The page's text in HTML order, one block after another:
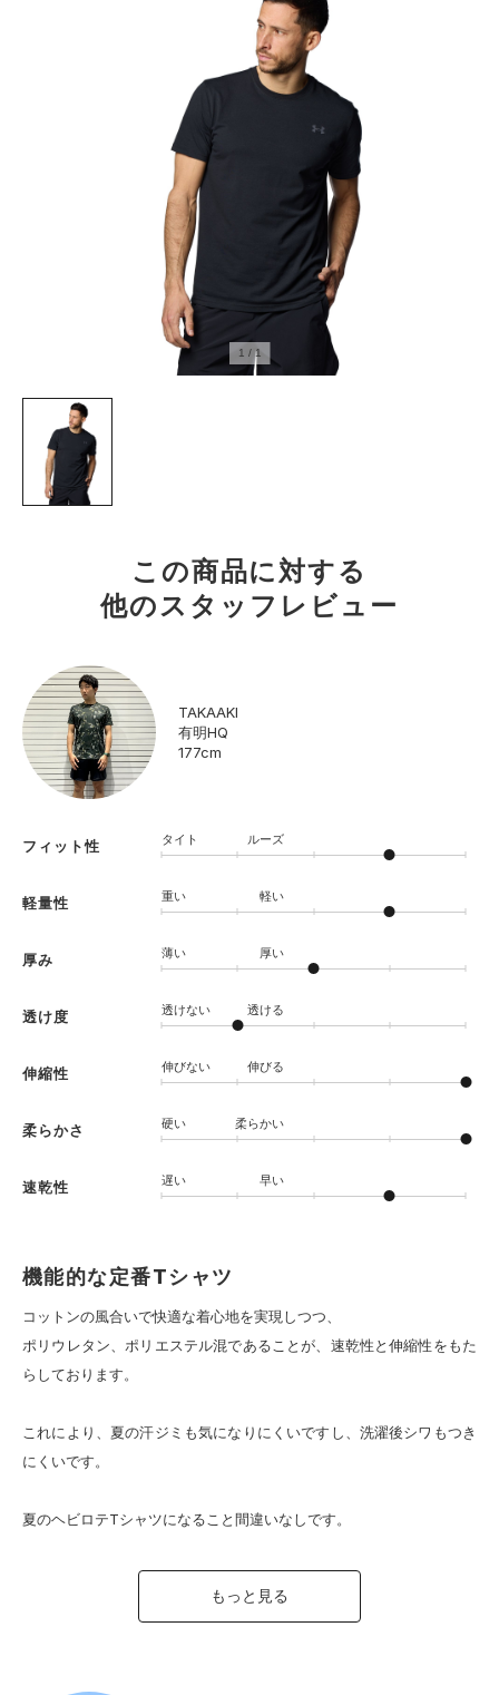
1 / 1
この商品に対する
他のスタッフレビュー
TAKAAKI
有明HQ
177cm
フィット性 タイト ルーズ
軽量性 重い 軽い
厚み 薄い 厚い
透け度 透けない 透ける
伸縮性 伸びない 伸びる
柔らかさ 硬い 柔らかい
速乾性 遅い 早い
機能的な定番Tシャツ
コットンの風合いで快適な着心地を実現しつつ、
ポリウレタン、ポリエステル混であることが、速乾性と伸縮性をもた
らしております。
これにより、夏の汗ジミも気になりにくいですし、洗濯後シワもつき
にくいです。
夏のヘビロテTシャツになること間違いなしです。
もっと見る